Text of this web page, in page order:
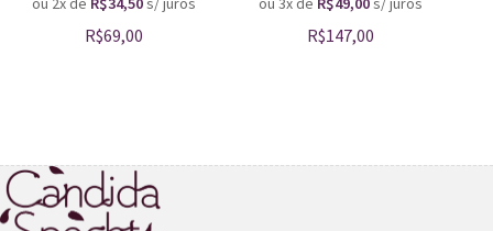
R$69,00 R$147,00